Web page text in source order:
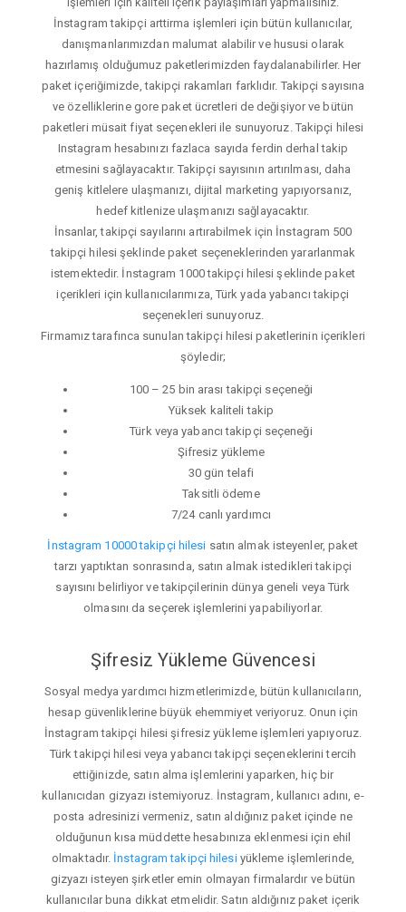
İnstagram takipçi arttirma işlemleri için bütün kullanıcılar,
danışmanlarımızdan malumat alabilir ve hususi olarak
hazırlamış olduğumuz paketlerimizden faydalanabilirler. Her
paket içeriğimizde, takipçi rakamları farklıdır. Takipçi sayısına
ve özelliklerine gore paket ücretleri de değişiyor ve bütün
paketleri müsait fiyat seçenekleri ile sunuyoruz. Takipçi hilesi
Instagram hesabınızı fazlaca sayıda ferdin derhal takip
etmesini sağlayacaktır. Takipçi sayısının artırılması, daha
geniş kitlelere ulaşmanızı, dijital marketing yapıyorsanız,
hedef kitlenize ulaşmanızı sağlayacaktır.
İnsanlar, takipçi sayılarını artırabilmek için İnstagram 500
takipçi hilesi şeklinde paket seçeneklerinden yararlanmak
istemektedir. İnstagram 1000 takipçi hilesi şeklinde paket
içerikleri için kullanıcılarımıza, Türk yada yabancı takipçi
seçenekleri sunuyoruz.
Firmamız tarafınca sunulan takipçi hilesi paketlerinin içerikleri
şöyledir;
100 – 25 bin arası takipçi seçeneği
Yüksek kaliteli takip
Türk veya yabancı takipçi seçeneği
Şifresiz yükleme
30 gün telafi
Taksitli ödeme
7/24 canlı yardımcı
İnstagram 10000 takipçi hilesi satın almak isteyenler, paket
tarzı yaptıktan sonrasında, satın almak istedikleri takipçi
sayısını belirliyor ve takipçilerinin dünya geneli veya Türk
olmasını da seçerek işlemlerini yapabiliyorlar.
Şifresiz Yükleme Güvencesi
Sosyal medya yardımcı hizmetlerimizde, bütün kullanıcıların,
hesap güvenliklerine büyük ehemmiyet veriyoruz. Onun için
İnstagram takipçi hilesi şifresiz yükleme işlemleri yapıyoruz.
Türk takipçi hilesi veya yabancı takipçi seçeneklerini tercih
ettiğinizde, satın alma işlemlerini yaparken, hiç bir
kullanıcıdan gizyazı istemiyoruz. İnstagram, kullanıcı adını, e-
posta adresinizi vermeniz, satın aldığınız paket içinde ne
olduğunun kısa müddette hesabınıza eklenmesi için ehil
olmaktadır. İnstagram takipçi hilesiyükleme işlemlerinde,
gizyazı isteyen şirketler emin olmayan firmalardır ve bütün
kullanıcılar buna dikkat etmelidir. Satın aldığınız paket içerik